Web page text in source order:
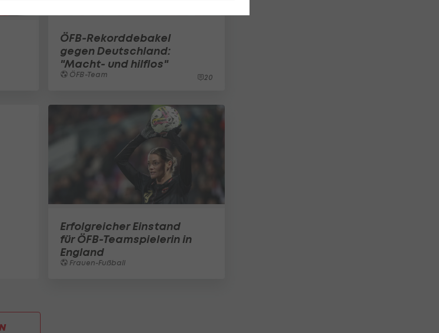
ÖFB-Rekorddebakel
gegen Deutschland:
"Macht- und hilflos"
ÖFB-Team 20
Erfolgreicher Einstand
für ÖFB-Teamspielerin in
England
Frauen-Fußball